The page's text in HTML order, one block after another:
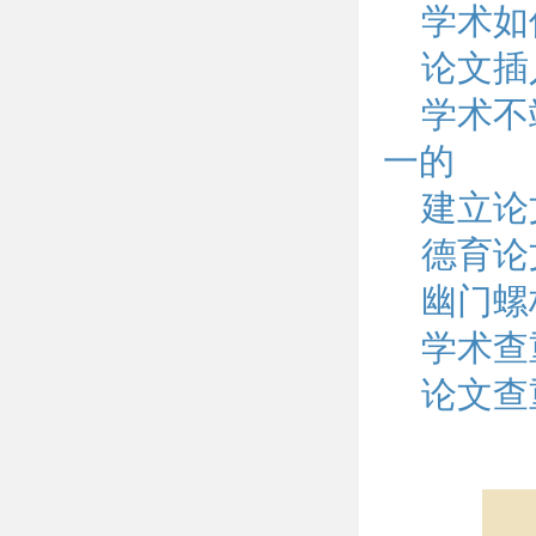
学术
论文
学术
一的
建立
德育
幽门
学术
论文